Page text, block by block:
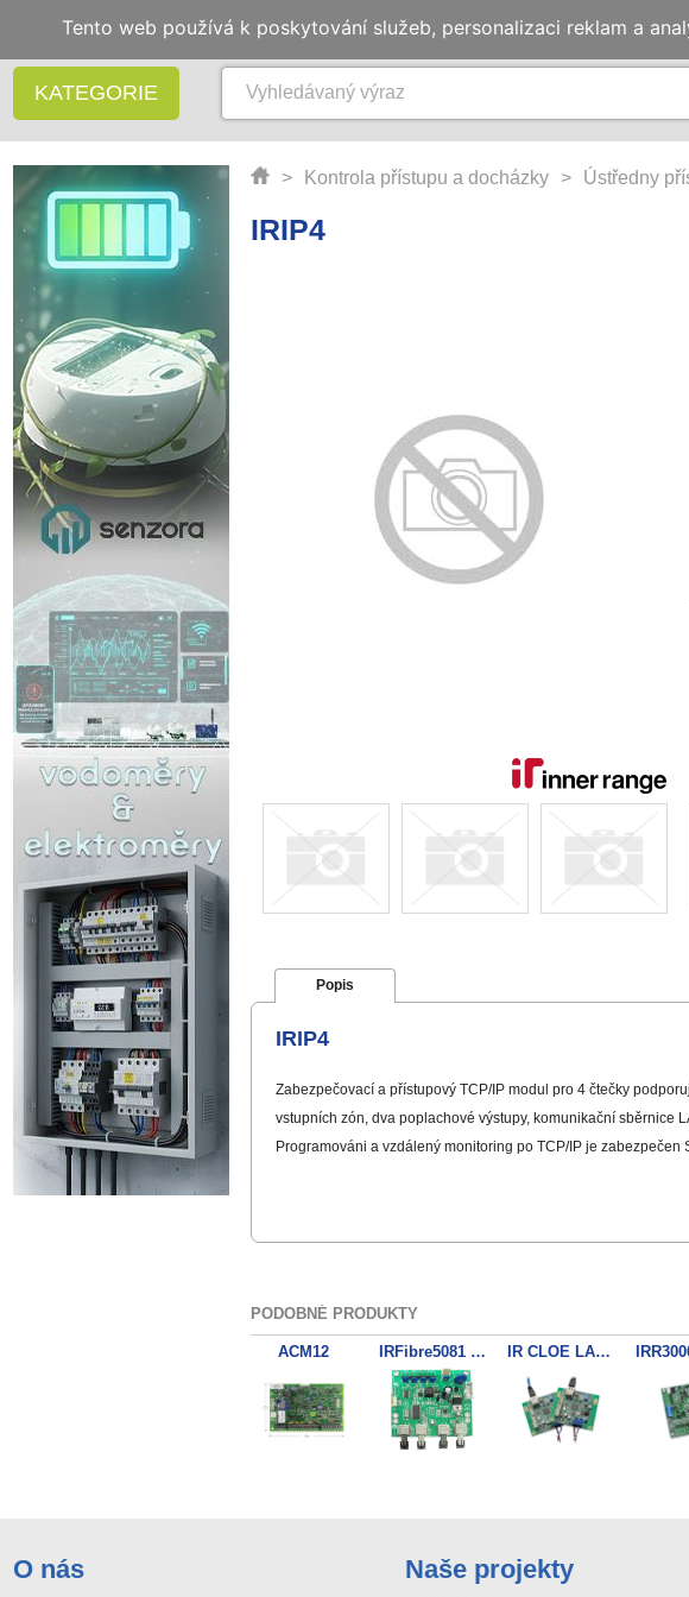
KATEGORIE
> Kontrola přístupu a docházky > Ústředny
IRIP4
Popis
IRIP4
Zabezpečovací a přístupový TCP/IP modul pro 4 čtečky
vstupních zón, dva poplachové výstupy, komunikační sběrnice
Programováni a vzdálený monitoring po TCP/IP je zabezpečen
PODOBNÉ PRODUKTY
ACM12 IRFibre5081 Modem Multi Mode IR CLOE LAN over ethernet modu
O nás Naše projekty
Tento web používá k poskytování služeb, personalizaci reklam a